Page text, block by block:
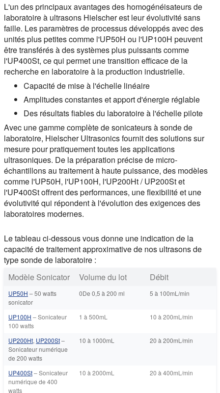
L'un des principaux avantages des homogénéisateurs de
laboratoire à ultrasons Hielscher est leur évolutivité sans
faille. Les paramètres de processus développés avec des
unités plus petites comme l'UP50H ou l'UP100H peuvent
être transférés à des systèmes plus puissants comme
l'UP400St, ce qui permet une transition efficace de la
recherche en laboratoire à la production industrielle.
Capacité de mise à l'échelle linéaire
Amplitudes constantes et apport d'énergie réglable
Des résultats fiables du laboratoire à l'échelle pilote
Avec une gamme complète de sonicateurs à sonde de
laboratoire, Hielscher Ultrasonics fournit des solutions sur
mesure pour pratiquement toutes les applications
ultrasoniques. De la préparation précise de micro-
échantillons au traitement à haute puissance, des modèles
comme l'UP50H, l'UP100H, l'UP200Ht / UP200St et
l'UP400St offrent des performances, une flexibilité et une
évolutivité qui répondent à l'évolution des exigences des
laboratoires modernes.
Le tableau ci-dessous vous donne une indication de la
capacité de traitement approximative de nos ultrasons de
type sonde de laboratoire :
Modèle Sonicator
Volume du lot Débit
UP50H – 50 watts
sonicator
0De 0,5 à 200 ml 5 à 100mL/min
UP100H – Sonicateur
100 watts
1 à 500mL 10 à 200mL/min
UP200Ht, UP200St–
Sonicateur numérique
de 200 watts
10 à 1000mL 20 à 200mL/min
UP400St– Sonicateur
numérique de 400
watts
10 à 2000mL 20 à 400mL/min